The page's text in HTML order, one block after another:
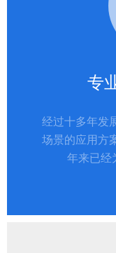
专
经过十多年发
场景的应用方
年来已经